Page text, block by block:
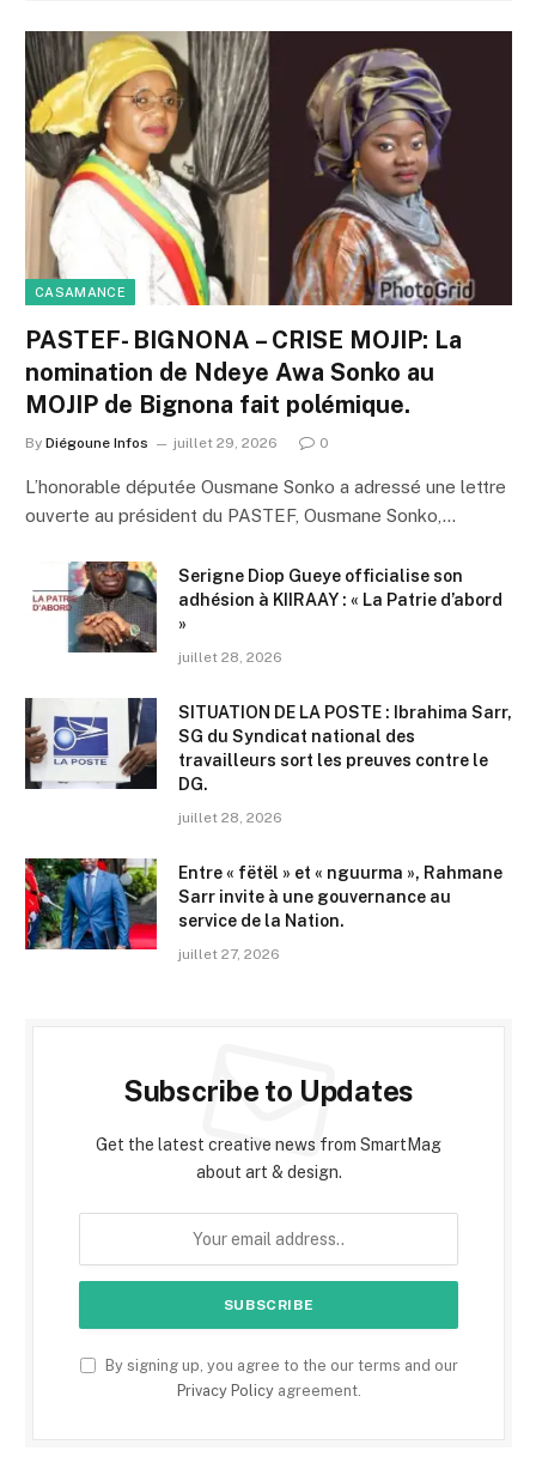
CASAMANCE
PASTEF- BIGNONA – CRISE MOJIP: La
nomination de Ndeye Awa Sonko au
MOJIP de Bignona fait polémique.
By Diégoune Infos juillet 29, 2026 0
L’honorable députée Ousmane Sonko a adressé une lettre
ouverte au président du PASTEF, Ousmane Sonko,…
Serigne Diop Gueye officialise son
adhésion à KIIRAAY : « La Patrie d’abord
»
juillet 28, 2026
SITUATION DE LA POSTE : Ibrahima Sarr,
SG du Syndicat national des
travailleurs sort les preuves contre le
DG.
juillet 28, 2026
Entre « fëtël » et « nguurma », Rahmane
Sarr invite à une gouvernance au
service de la Nation.
juillet 27, 2026
Subscribe to Updates
Get the latest creative news from SmartMag
about art & design.
By signing up, you agree to the our terms and our
Privacy Policyagreement.